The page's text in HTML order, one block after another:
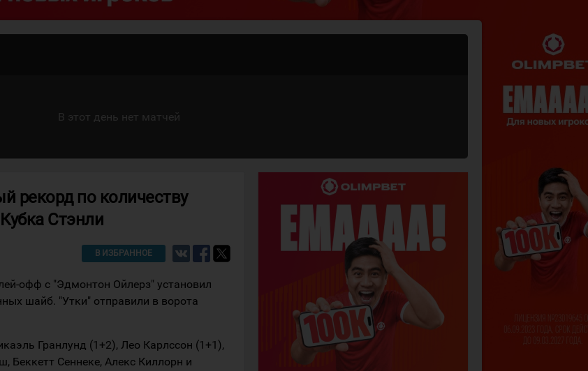
В этот день нет матчей
рекорд по количеству
Стэнли
В ИЗБРАННОЕ
офф с "Эдмонтон Ойлерз" установил
шайб. "Утки" отправили в ворота
Гранлунд (1+2), Лео Карлссон (1+1),
Сеннеке, Алекс Киллорн и